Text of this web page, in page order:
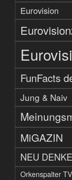
Eurovision
FunFacts
Jung & Naiv
MiGAZIN
NEU
Orkenspalter TV